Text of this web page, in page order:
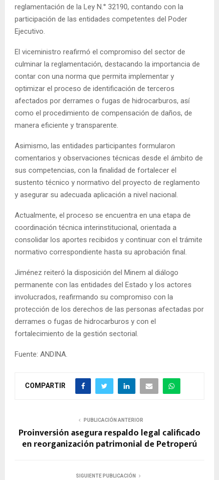
reglamentación de la Ley N.° 32190, contando con la
participación de las entidades competentes del Poder
Ejecutivo.
El viceministro reafirmó el compromiso del sector de
culminar la reglamentación, destacando la importancia de
contar con una norma que permita implementar y
optimizar el proceso de identificación de terceros
afectados por derrames o fugas de hidrocarburos, así
como el procedimiento de compensación de daños, de
manera eficiente y transparente.
Asimismo, las entidades participantes formularon
comentarios y observaciones técnicas desde el ámbito de
sus competencias, con la finalidad de fortalecer el
sustento técnico y normativo del proyecto de reglamento
y asegurar su adecuada aplicación a nivel nacional.
Actualmente, el proceso se encuentra en una etapa de
coordinación técnica interinstitucional, orientada a
consolidar los aportes recibidos y continuar con el trámite
normativo correspondiente hasta su aprobación final.
Jiménez reiteró la disposición del Minem al diálogo
permanente con las entidades del Estado y los actores
involucrados, reafirmando su compromiso con la
protección de los derechos de las personas afectadas por
derrames o fugas de hidrocarburos y con el
fortalecimiento de la gestión sectorial.
Fuente: ANDINA.
COMPARTIR
PUBLICACIÓN ANTERIOR
Proinversión asegura respaldo legal calificado
en reorganización patrimonial de Petroperú
SIGUIENTE PUBLICACIÓN